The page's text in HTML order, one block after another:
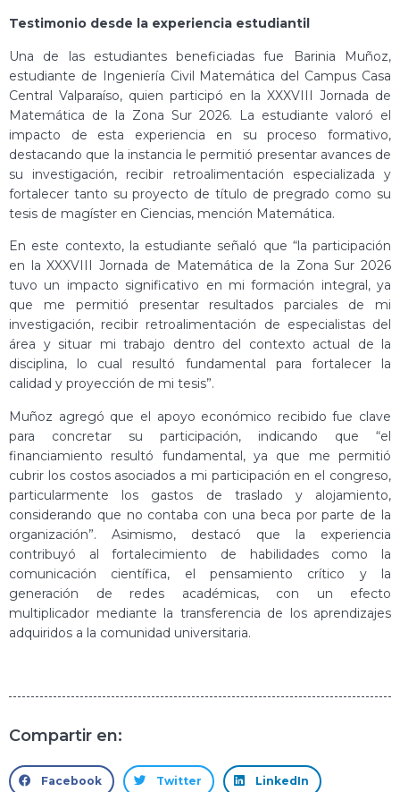
Testimonio desde la experiencia estudiantil
Una de las estudiantes beneficiadas fue Barinia Muñoz,
estudiante de Ingeniería Civil Matemática del Campus Casa
Central Valparaíso, quien participó en la XXXVIII Jornada de
Matemática de la Zona Sur 2026. La estudiante valoró el
impacto de esta experiencia en su proceso formativo,
destacando que la instancia le permitió presentar avances de
su investigación, recibir retroalimentación especializada y
fortalecer tanto su proyecto de título de pregrado como su
tesis de magíster en Ciencias, mención Matemática.
En este contexto, la estudiante señaló que “la participación
en la XXXVIII Jornada de Matemática de la Zona Sur 2026
tuvo un impacto significativo en mi formación integral, ya
que me permitió presentar resultados parciales de mi
investigación, recibir retroalimentación de especialistas del
área y situar mi trabajo dentro del contexto actual de la
disciplina, lo cual resultó fundamental para fortalecer la
calidad y proyección de mi tesis”.
Muñoz agregó que el apoyo económico recibido fue clave
para concretar su participación, indicando que “el
financiamiento resultó fundamental, ya que me permitió
cubrir los costos asociados a mi participación en el congreso,
particularmente los gastos de traslado y alojamiento,
considerando que no contaba con una beca por parte de la
organización”. Asimismo, destacó que la experiencia
contribuyó al fortalecimiento de habilidades como la
comunicación científica, el pensamiento crítico y la
generación de redes académicas, con un efecto
multiplicador mediante la transferencia de los aprendizajes
adquiridos a la comunidad universitaria.
Compartir en:
Facebook Twitter LinkedIn